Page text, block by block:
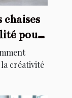
chaises
pour
créativité